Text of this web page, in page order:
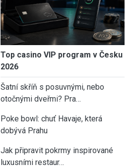
Top casino VIP program v Česku
2026
Šatní skříň s posuvnými, nebo
otočnými dveřmi? Pra…
Poke bowl: chuť Havaje, která
dobývá Prahu
Jak připravit pokrmy inspirované
luxusními restaur…